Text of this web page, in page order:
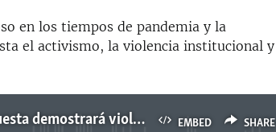
en los tiempos de pandemia y la
el activismo, la violencia institucional y
EMBED SHARE
Encuesta demostrará violencia institucional contra la mujer en Cuba